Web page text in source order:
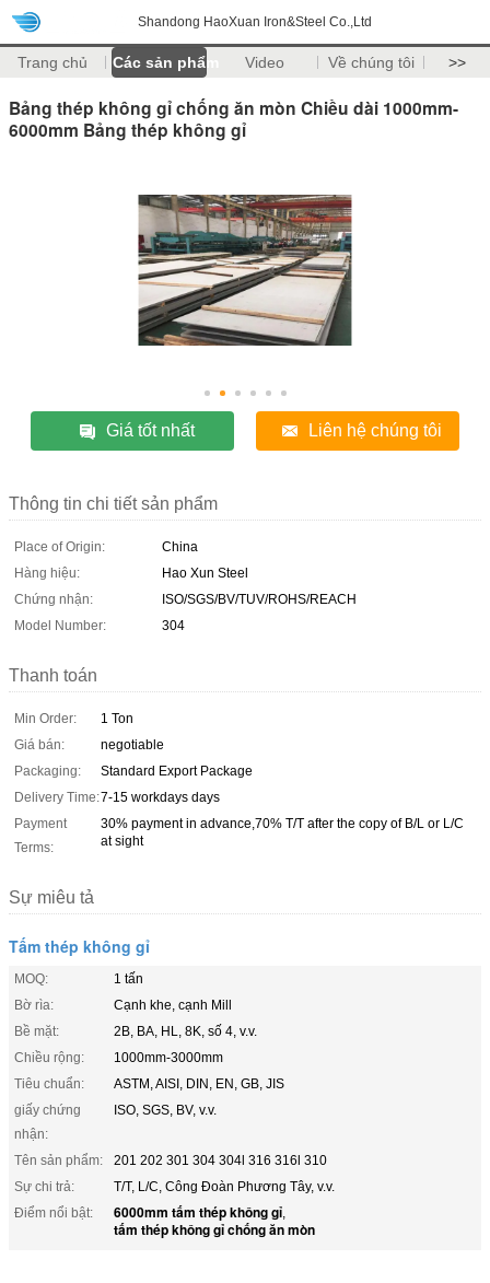
Shandong HaoXuan Iron&Steel Co.,Ltd
Trang chủ Các sản phẩm Video Về chúng tôi >>
Bảng thép không gỉ chống ăn mòn Chiều dài 1000mm-
6000mm Bảng thép không gỉ
Giá tốt nhất Liên hệ chúng tôi
Thông tin chi tiết sản phẩm
Place of Origin:
China
Hàng hiệu:
Hao Xun Steel
Chứng nhận:
ISO/SGS/BV/TUV/ROHS/REACH
Model Number:
304
Thanh toán
Min Order:
1 Ton
Giá bán:
negotiable
Packaging:
Standard Export Package
Delivery Time:7-15 workdays days
Payment
Terms:
30% payment in advance,70% T/T after the copy of B/L or L/C
at sight
Sự miêu tả
Tấm thép không gỉ
MOQ:
1 tấn
Bờ rìa:
Cạnh khe, cạnh Mill
Bề mặt:
2B, BA, HL, 8K, số 4, v.v.
Chiều rộng:
1000mm-3000mm
Tiêu chuẩn:
ASTM, AISI, DIN, EN, GB, JIS
giấy chứng
nhận:
ISO, SGS, BV, v.v.
Tên sản phẩm:
201 202 301 304 304l 316 316l 310
Sự chi trả:
T/T, L/C, Công Đoàn Phương Tây, v.v.
Điểm nổi bật:
6000mm tấm thép không gỉ,
tấm thép không gỉ chống ăn mòn